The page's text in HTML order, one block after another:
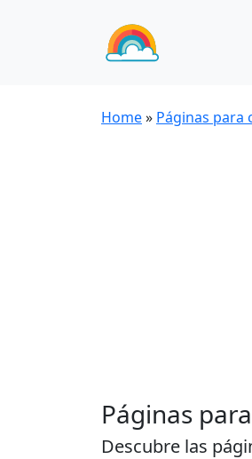
Home» Páginas para
Páginas
Descubre las